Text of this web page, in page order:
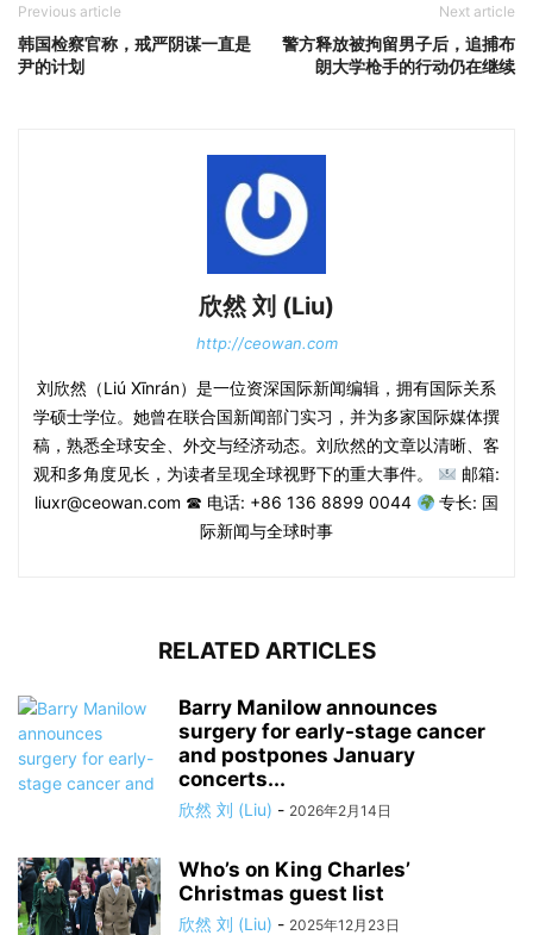
Previous article
韩国检察官称，戒严阴谋一直是
尹的计划
Next article
警方释放被拘留男子后，追捕布
朗大学枪手的行动仍在继续
欣然 刘 (Liu)
http://ceowan.com
刘欣然（Liú Xīnrán）是一位资深国际新闻编辑，拥有国际关系
学硕士学位。她曾在联合国新闻部门实习，并为多家国际媒体撰
稿，熟悉全球安全、外交与经济动态。刘欣然的文章以清晰、客
观和多角度见长，为读者呈现全球视野下的重大事件。
邮箱:
liuxr@ceowan.com ☎ 电话: +86 136 8899 0044
专长: 国
际新闻与全球时事
RELATED ARTICLES
Barry Manilow announces
surgery for early-stage cancer
and postpones January
concerts...
欣然 刘 (Liu) - 2026年2月14日
Who’s on King Charles’
Christmas guest list
欣然 刘 (Liu) - 2025年12月23日